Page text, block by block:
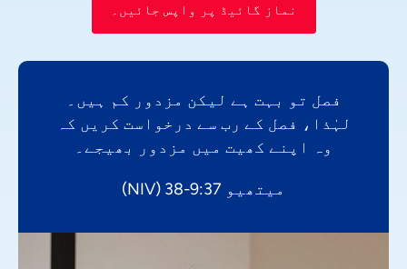
نماز گائیڈ پر واپس جائیں۔
فصل تو بہت ہے لیکن مزدور کم ہیں۔
لہٰذا، فصل کے رب سے درخواست کریں کہ
وہ اپنے کھیت میں مزدور بھیجے۔
میتھیو 9:37-38 (NIV)